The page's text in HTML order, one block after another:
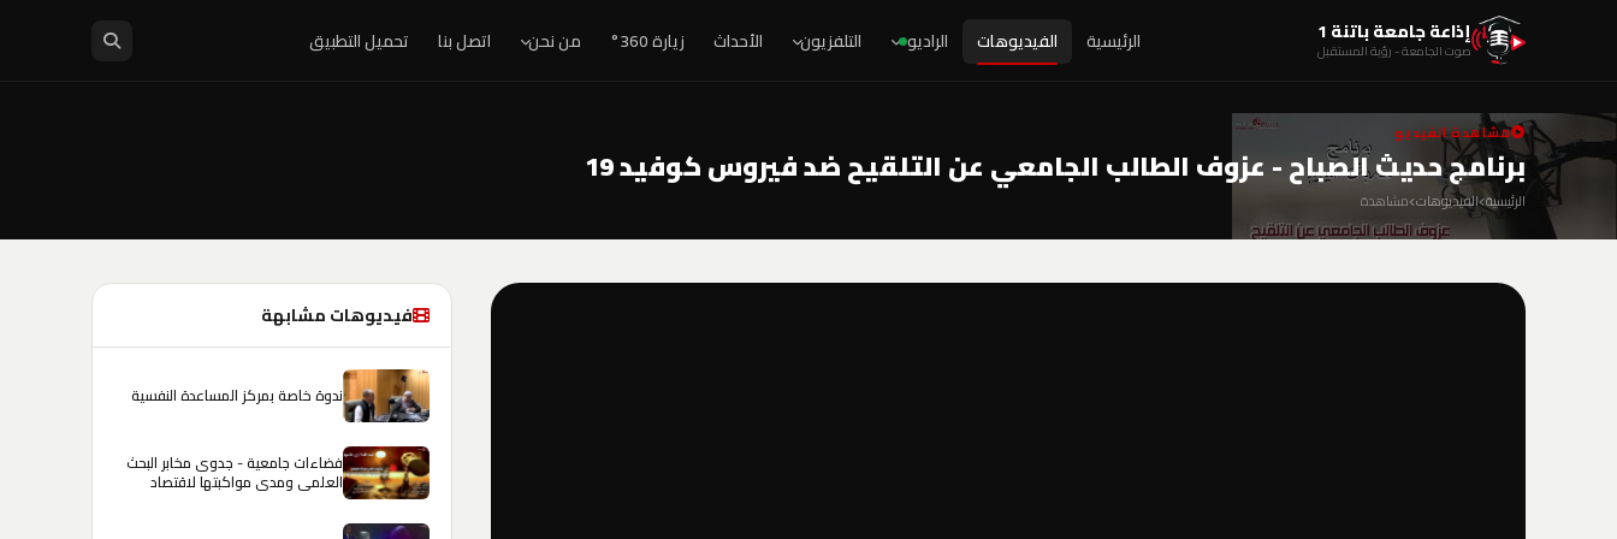
إذاعة جامعة باتنة 1
صوت الجامعة - رؤية المستقبل الرئيسية الفيديوهات الراديو التلفزيون الأحداث زيارة 360° من نحن اتصل بنا تحميل التطبيق
مشاهدة الفيديو
برنامج حديث الصباح - عزوف الطالب الجامعي عن التلقيح ضد فيروس كوفيد 19
الرئيسية الفيديوهات مشاهدة
فيديوهات مشابهة
ندوة خاصة بمركز المساعدة النفسية
فضاءات جامعية - جدوى مخابر البحث
العلمي ومدى مواكبتها لاقتصاد